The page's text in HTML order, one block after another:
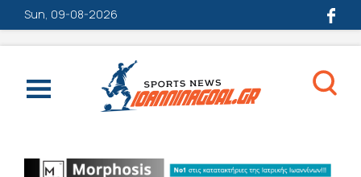
Sun, 09-08-2026